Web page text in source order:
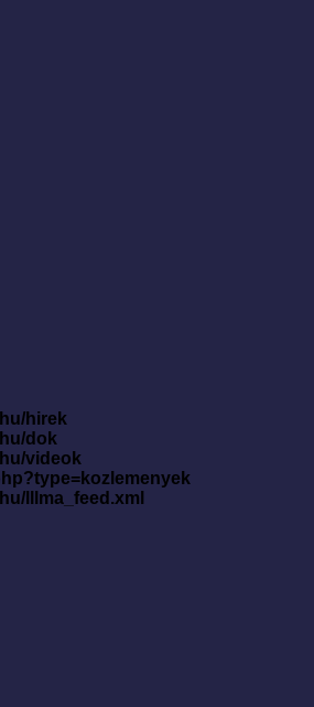
hirek
dok
videok
lllma_feed.xml